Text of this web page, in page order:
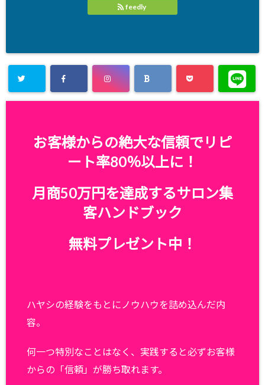
feedly
お客様からの絶大な信頼でリピ
ート率80％以上に！
月商50万円を達成するサロン集
客ハンドブック
無料プレゼント中！
ハヤシの経験をもとにノウハウを詰め込んだ内
容。
何一つ特別なことはなく、実践すると必ずお客様
からの「信頼」が勝ち取れます。